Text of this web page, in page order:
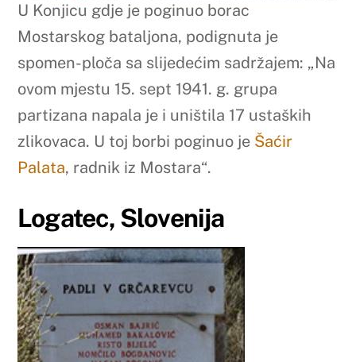
U Konjicu gdje je poginuo borac
Mostarskog bataljona, podignuta je
spomen-ploča sa slijedećim sadržajem: „Na
ovom mjestu 15. sept 1941. g. grupa
partizana napala je i uništila 17 ustaških
zlikovaca. U toj borbi poginuo je Šaćir
Palata, radnik iz Mostara“.
Logatec, Slovenija